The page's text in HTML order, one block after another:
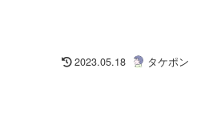
2023.05.18 タケポン